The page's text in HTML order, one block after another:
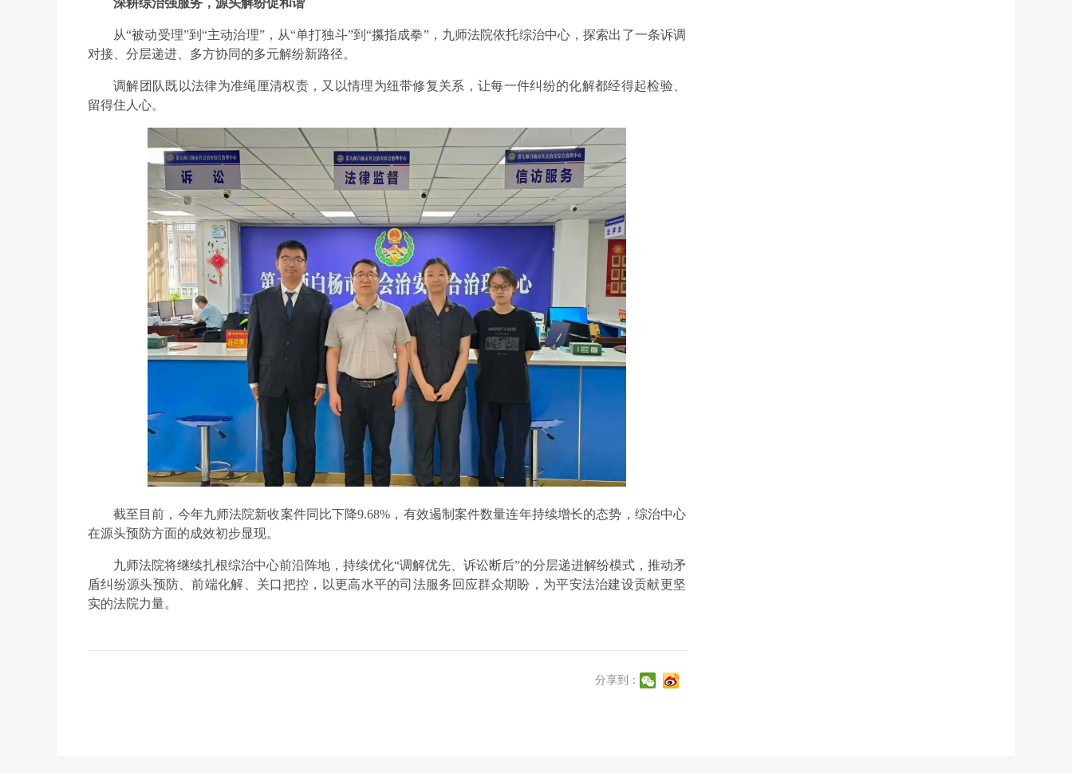
深耕综治强服务，源头解纷促和谐
从“被动受理”到“主动治理”，从“单打独斗”到“攥指成拳”，九师法院依托综治中心，探索出了一条诉调
对接、分层递进、多方协同的多元解纷新路径。
调解团队既以法律为准绳厘清权责，又以情理为纽带修复关系，让每一件纠纷的化解都经得起检验、
留得住人心。
截至目前，今年九师法院新收案件同比下降9.68%，有效遏制案件数量连年持续增长的态势，综治中心
在源头预防方面的成效初步显现。
九师法院将继续扎根综治中心前沿阵地，持续优化“调解优先、诉讼断后”的分层递进解纷模式，推动矛
盾纠纷源头预防、前端化解、关口把控，以更高水平的司法服务回应群众期盼，为平安法治建设贡献更坚
实的法院力量。
分享到：